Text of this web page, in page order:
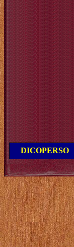
DICOPERSO